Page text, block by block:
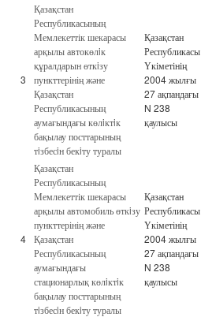
3
Қазақстан
Республикасының
Мемлекеттік шекарасы
арқылы автокөлiк
құралдарын өткiзу
пункттерінің және
Қазақстан
Республикасының
аумағындағы көлiктiк
бақылау посттарының
тiзбесiн бекiту туралы
Қазақстан
Республикасы
Үкіметінің
2004 жылғы
27 ақпандағы
N 238
қаулысы
4
Қазақстан
Республикасының
Мемлекеттік шекарасы
арқылы автомобиль өткiзу
пункттерінің және
Қазақстан
Республикасының
аумағындағы
стационарлық көлiктiк
бақылау посттарының
тiзбесiн бекiту туралы
Қазақстан
Республикасы
Үкіметінің
2004 жылғы
27 ақпандағы
N 238
қаулысы